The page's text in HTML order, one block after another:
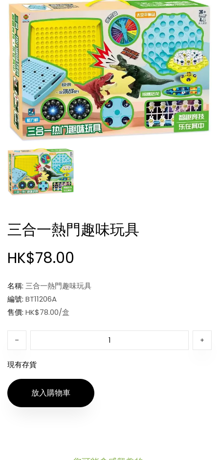
三合一熱門趣味玩具
HK$78.00
名稱: 三合一熱門趣味玩具
編號: BT11206A
售價: HK$78.00/盒
現有存貨
放入購物車